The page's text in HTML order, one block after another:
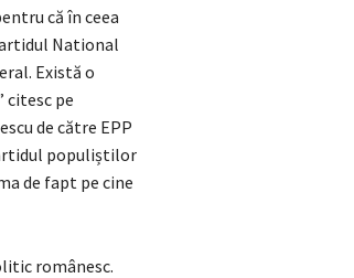
că în ceea
National
Există o
citesc pe
de către EPP
populiștilor
de fapt pe cine
românesc.